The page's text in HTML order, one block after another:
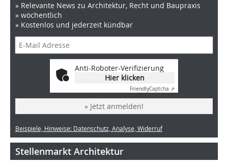
» Relevante News zu Architektur, Recht und Baupraxis
» wöchentlich
» Kostenlos und jederzeit kündbar
Anti-Roboter-Verifizierung
Hier klicken
FriendlyCaptcha ⇗
» Jetzt anmelden!
Beispiele, Hinweise: Datenschutz, Analyse, Widerruf
Stellenmarkt Architektur